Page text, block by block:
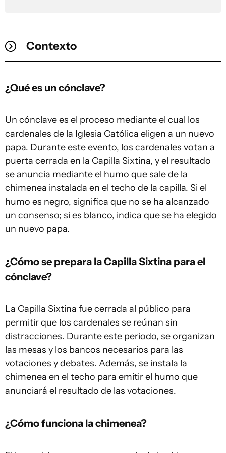
Contexto
¿Qué es un cónclave?
Un cónclave es el proceso mediante el cual los
cardenales de la Iglesia Católica eligen a un nuevo
papa. Durante este evento, los cardenales votan a
puerta cerrada en la Capilla Sixtina, y el resultado
se anuncia mediante el humo que sale de la
chimenea instalada en el techo de la capilla. Si el
humo es negro, significa que no se ha alcanzado
un consenso; si es blanco, indica que se ha elegido
un nuevo papa.
¿Cómo se prepara la Capilla Sixtina para el
cónclave?
La Capilla Sixtina fue cerrada al público para
permitir que los cardenales se reúnan sin
distracciones. Durante este periodo, se organizan
las mesas y los bancos necesarios para las
votaciones y debates. Además, se instala la
chimenea en el techo para emitir el humo que
anunciará el resultado de las votaciones.
¿Cómo funciona la chimenea?